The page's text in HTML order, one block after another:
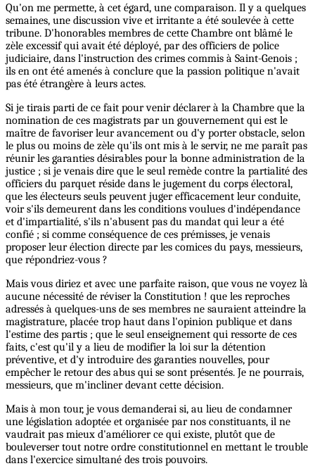
Qu'on me permette, à cet égard, une comparaison. Il y a quelques
semaines, une discussion vive et irritante a été soulevée à cette
tribune. D'honorables membres de cette Chambre ont blâmé le
zèle excessif qui avait été déployé, par des officiers de police
judiciaire, dans l'instruction des crimes commis à Saint-Genois ;
ils en ont été amenés à conclure que la passion politique n'avait
pas été étrangère à leurs actes.
Si je tirais parti de ce fait pour venir déclarer à la Chambre que la
nomination de ces magistrats par un gouvernement qui est le
maître de favoriser leur avancement ou d'y porter obstacle, selon
le plus ou moins de zèle qu'ils ont mis à le servir, ne me paraît pas
réunir les garanties désirables pour la bonne administration de la
justice ; si je venais dire que le seul remède contre la partialité des
officiers du parquet réside dans le jugement du corps électoral,
que les électeurs seuls peuvent juger efficacement leur conduite,
voir s'ils demeurent dans les conditions voulues d'indépendance
et d'impartialité, s'ils n'abusent pas du mandat qui leur a été
confié ; si comme conséquence de ces prémisses, je venais
proposer leur élection directe par les comices du pays, messieurs,
que répondriez-vous ?
Mais vous diriez et avec une parfaite raison, que vous ne voyez là
aucune nécessité de réviser la Constitution ! que les reproches
adressés à quelques-uns de ses membres ne sauraient atteindre la
magistrature, placée trop haut dans l'opinion publique et dans
l'estime des partis ; que le seul enseignement qui ressorte de ces
faits, c'est qu'il y a lieu de modifier la loi sur la détention
préventive, et d'y introduire des garanties nouvelles, pour
empêcher le retour des abus qui se sont présentés. Je ne pourrais,
messieurs, que m'incliner devant cette décision.
Mais à mon tour, je vous demanderai si, au lieu de condamner
une législation adoptée et organisée par nos constituants, il ne
vaudrait pas mieux d'améliorer ce qui existe, plutôt que de
bouleverser tout notre ordre constitutionnel en mettant le trouble
dans l'exercice simultané des trois pouvoirs.